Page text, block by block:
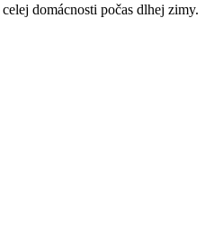
domácnosti počas dlhej zimy.